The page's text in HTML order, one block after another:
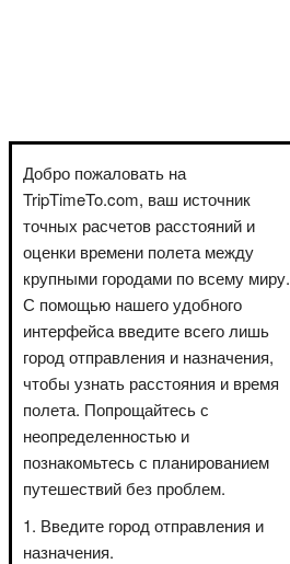
Добро пожаловать на
TripTimeTo.com, ваш источник
точных расчетов расстояний и
оценки времени полета между
крупными городами по всему миру.
С помощью нашего удобного
интерфейса введите всего лишь
город отправления и назначения,
чтобы узнать расстояния и время
полета. Попрощайтесь с
неопределенностью и
познакомьтесь с планированием
путешествий без проблем.
Введите город отправления и
назначения.